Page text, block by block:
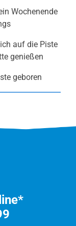
Wochenende
auf die Piste
genießen
geboren